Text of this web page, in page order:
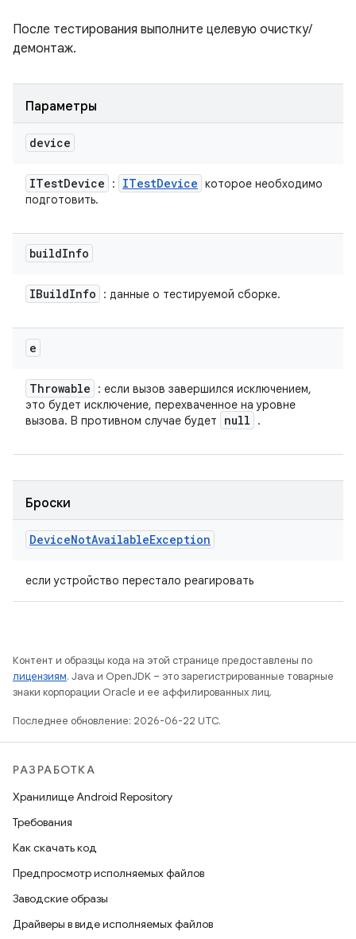
После тестирования выполните целевую очистку/
демонтаж.
Параметры
device
ITestDevice : ITestDevice которое необходимо
подготовить.
buildInfo
IBuildInfo : данные о тестируемой сборке.
e
Throwable
: если вызов завершился исключением,
это будет исключение, перехваченное на уровне
вызова. В противном случае будет
null .
Броски
DeviceNotAvailableException
если устройство перестало реагировать
Контент и образцы кода на этой странице предоставлены по
лицензиям. Java и OpenJDK – это зарегистрированные товарные
знаки корпорации Oracle и ее аффилированных лиц.
Последнее обновление: 2026-06-22 UTC.
РАЗРАБОТКА
Хранилище Android Repository
Требования
Как скачать код
Предпросмотр исполняемых файлов
Заводские образы
Драйверы в виде исполняемых файлов